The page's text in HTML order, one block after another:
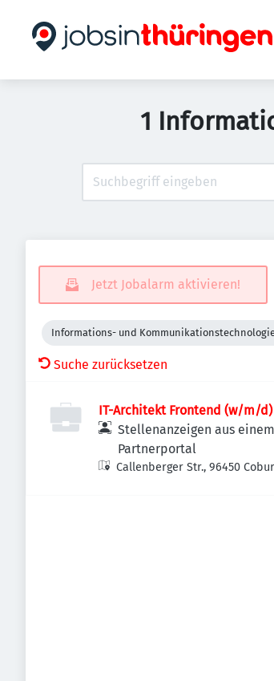
1
Jetzt Jobalarm aktivieren!
Informations- und
Suche zurücksetzen
IT-Architekt Frontend (w/m/d)
Stellenanzeigen aus einem
Partnerportal
Callenberger Str., 96450